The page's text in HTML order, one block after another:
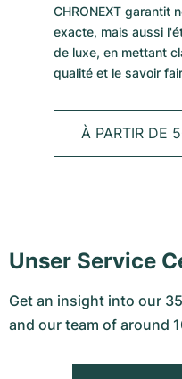
CHRONEXT garantit
exacte, mais aussi
de luxe, en mettant
qualité et le savoir
À PARTIR DE
Unser Service
Get an insight into our
and our team of around